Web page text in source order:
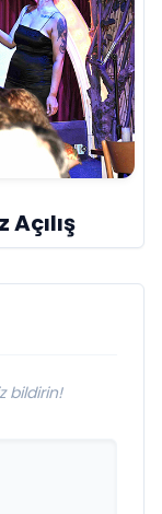
bildirin!